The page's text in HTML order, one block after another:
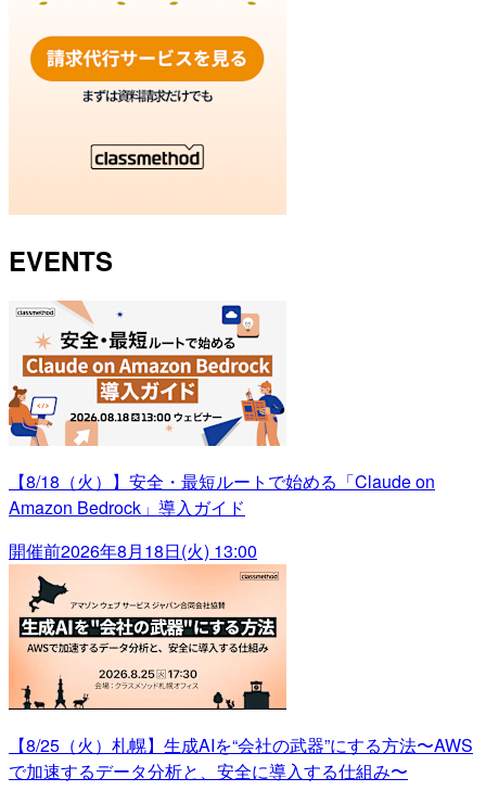
EVENTS
【8/18（火）】安全・最短ルートで始める「Claude on
Amazon Bedrock」導入ガイド
開催前2026年8月18日(火) 13:00
【8/25（火）札幌】生成AIを“会社の武器”にする方法〜AWS
で加速するデータ分析と、安全に導入する仕組み〜